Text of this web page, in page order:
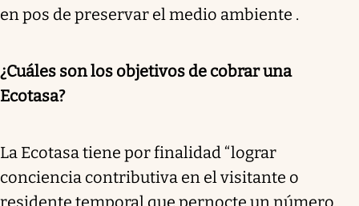
en pos de preservar el medio ambiente .
¿Cuáles son los objetivos de cobrar una
Ecotasa?
La Ecotasa tiene por finalidad “lograr
conciencia contributiva en el visitante o
residente temporal que pernocte un número